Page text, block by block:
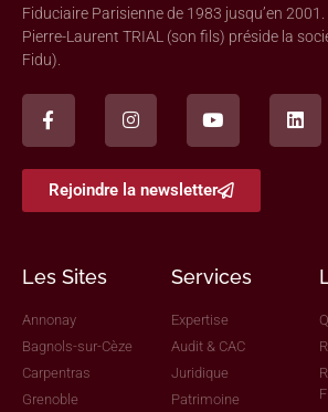
Fiduciaire Parisienne de 1983 jusqu’en
Pierre-Laurent TRIAL (son fils) préside la
Fidu).
Rejoindre la newsletter
Les Sites
Annonay
Bagnols-sur-Cèze
Carpentras
Grenoble
Services
Expertise
Audit & CAC
Juridique
Patrimoine